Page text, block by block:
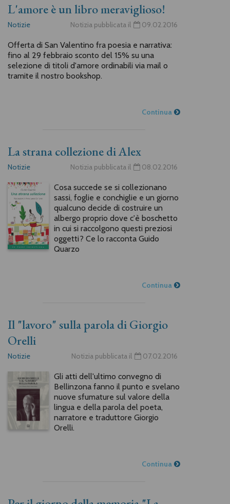
L'amore è un libro meraviglioso!
Notizie Notizia pubblicata il 09.02.2016
Offerta di San Valentino fra poesia e narrativa:
fino al 29 febbraio sconto del 15% su una
selezione di titoli d'amore ordinabili via mail o
tramite il nostro bookshop.
Continua
La strana collezione di Alex
Notizie Notizia pubblicata il 08.02.2016
Cosa succede se si collezionano
sassi, foglie e conchiglie e un giorno
qualcuno decide di costruire un
albergo proprio dove c'è boschetto
in cui si raccolgono questi preziosi
oggetti? Ce lo racconta Guido
Quarzo
Continua
Il "lavoro" sulla parola di Giorgio
Orelli
Notizie Notizia pubblicata il 07.02.2016
Gli atti dell'ultimo convegno di
Bellinzona fanno il punto e svelano
nuove sfumature sul valore della
lingua e della parola del poeta,
narratore e traduttore Giorgio
Orelli.
Continua